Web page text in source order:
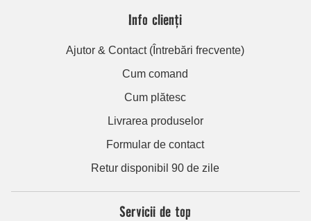
Info clienți
Ajutor & Contact (Întrebări frecvente)
Cum comand
Cum plătesc
Livrarea produselor
Formular de contact
Retur disponibil 90 de zile
Servicii de top